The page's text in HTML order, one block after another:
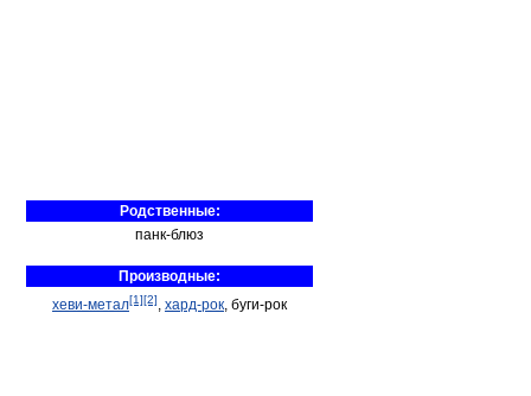
Родственные:
панк-блюз
Производные:
хеви-метал[1][2], хард-рок, буги-рок